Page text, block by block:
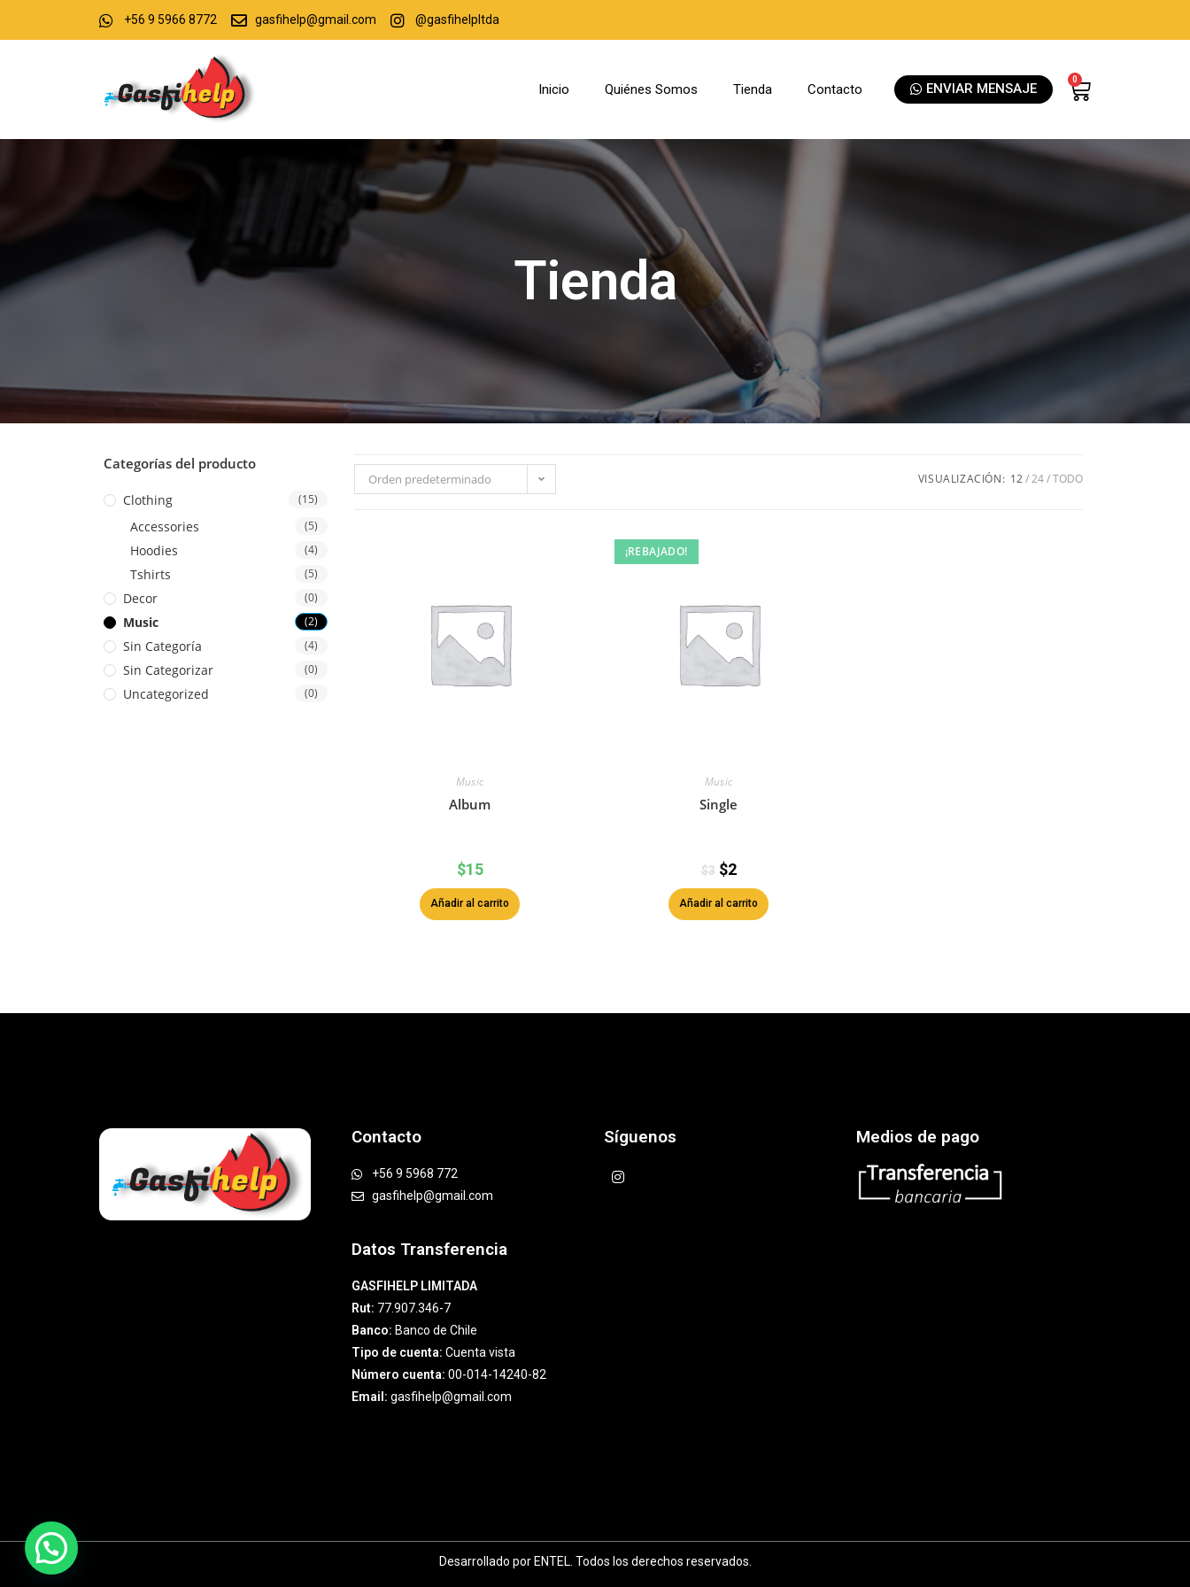
+56 9 5966 8772 gasfihelp@gmail.com @gasfihelpltda
Inicio Quiénes Somos Tienda Contacto ENVIAR MENSAJE
0
Tienda
Categorías del producto
Clothing (15)
Accessories (5)
Hoodies (4)
Tshirts (5)
Decor (0)
Music (2)
Sin Categoría (4)
Sin Categorizar (0)
Uncategorized (0)
Orden predeterminado VISUALIZACIÓN: 12 24 TODO
Music
Album
$15
Añadir al carrito
¡REBAJADO!
Music
Single
$3 $2
Añadir al carrito
Contacto
+56 9 5968 772
gasfihelp@gmail.com
Datos Transferencia
GASFIHELP LIMITADA
Rut: 77.907.346-7
Banco: Banco de Chile
Tipo de cuenta: Cuenta vista
Número cuenta: 00-014-14240-82
Email: gasfihelp@gmail.com
Síguenos Medios de pago
Desarrollado por ENTEL. Todos los derechos reservados.